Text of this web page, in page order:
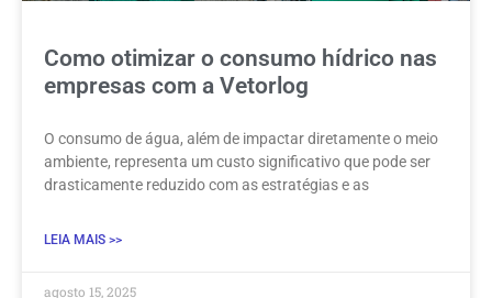
Como otimizar o consumo hídrico nas
empresas com a Vetorlog
O consumo de água, além de impactar diretamente o meio
ambiente, representa um custo significativo que pode ser
drasticamente reduzido com as estratégias e as
LEIA MAIS >>
agosto 15, 2025